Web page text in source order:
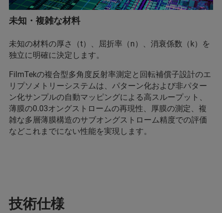
未知・複雑な材料
未知の材料の厚さ（t）、屈折率（n）、消衰係数（k）を
独立に明確に決定します。
FilmTekの複合型多角度反射率測定と回転補償子設計のエ
リプソメトリーシステムは、パターン化および非パター
ン化サンプルの自動マッピングによる高スループット、
薄膜の0.03オングストロームの再現性、厚膜の測定、複
雑な多層薄膜構造のサブオングストローム精度での評価
などこれまでにない性能を実現します。
技術仕様